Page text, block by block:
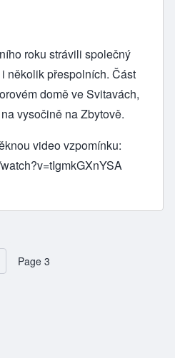
roku strávili společný
několik přespolních. Část
domě ve Svitavách,
vysočině na Zbytově.
video vzpomínku:
Pagination
stránka
Page 3